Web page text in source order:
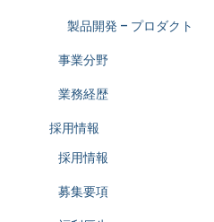
製品開発 – プロダクト
事業分野
業務経歴
採用情報
採用情報
募集要項